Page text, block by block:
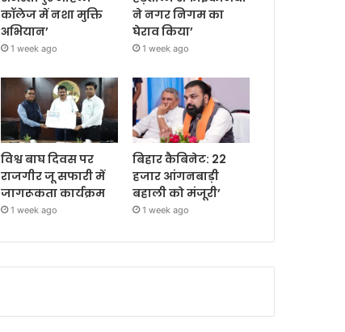
कॉलेज में नशा मुक्ति
अभियान’
1 week ago
ने नगर निगम का
घेराव किया’
1 week ago
विश्व बाघ दिवस पर
राजगीर जू सफारी में
जागरूकता कार्यक्रम
1 week ago
बिहार कैबिनेट: 22
हजार आंगनबाड़ी
बहाली को मंजूरी’
1 week ago